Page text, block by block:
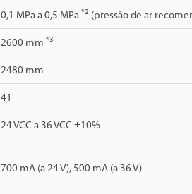
0,1 MPa a 0,5 MPa *2 (pressão de ar
2600 mm *3
2480 mm
41
24 VCC a 36 VCC ±10%
700 mA (a 24 V), 500 mA (a 36 V)